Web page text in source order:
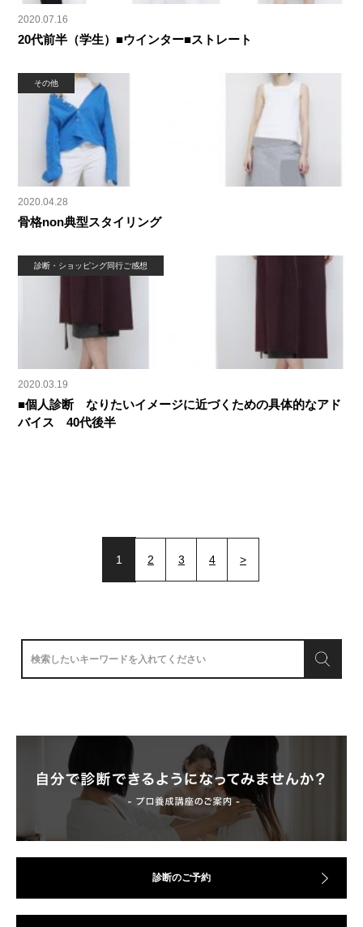
2020.07.16
20代前半（学生）■ウインター■ストレート
その他
2020.04.28
骨格non典型スタイリング
診断・ショッピング同行ご感想
2020.03.19
■個人診断 なりたいイメージに近づくための具体的なアド
バイス 40代後半
1 2 3 4 >
診断のご予約